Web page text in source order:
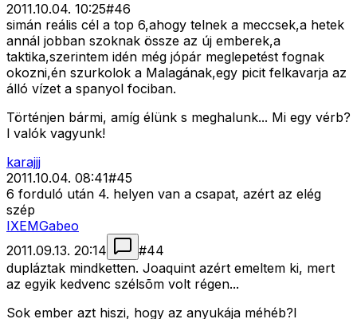
2011.10.04. 10:25#46
simán reális cél a top 6,ahogy telnek a meccsek,a hetek
annál jobban szoknak össze az új emberek,a
taktika,szerintem idén még jópár meglepetést fognak
okozni,én szurkolok a Malagának,egy picit felkavarja az
álló vízet a spanyol fociban.
Történjen bármi, amíg élünk s meghalunk... Mi egy vérb?
l valók vagyunk!
karajjj
2011.10.04. 08:41#45
6 forduló után 4. helyen van a csapat, azért az elég
szép
IXEMGabeo
2011.09.13. 20:14
#44
dupláztak mindketten. Joaquint azért emeltem ki, mert
az egyik kedvenc szélsõm volt régen...
Sok ember azt hiszi, hogy az anyukája méhéb?l